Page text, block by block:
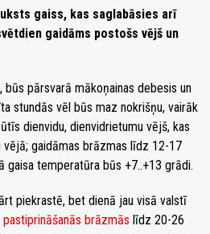
gaiss, kas saglabāsies arī
gaidāms postošs vējš un
pārsvarā mākoņainas debesis un
stundās vēl būs maz nokrišņu, vairāk
dienvidu, dienvidrietumu vējš, kas
gaidāmas brāzmas līdz 12-17
gaisa temperatūra būs +7..+13 grādi.
piekrastē, bet dienā jau visā valstī
pastiprināšanās brāzmās līdz 20-26